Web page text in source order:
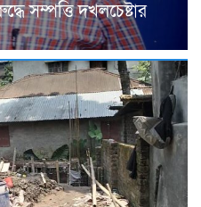
সম্পত্তি দখলচেষ্টার